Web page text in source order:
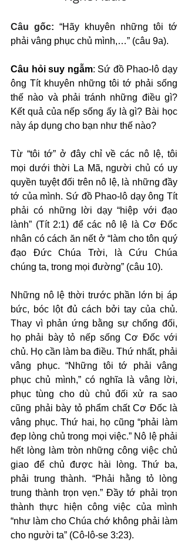
Câu gốc: “Hãy khuyên những tôi tớ
phải vâng phục chủ mình,…” (câu 9a).
Câu hỏi suy ngẫm: Sứ đồ Phao-lô dạy
ông Tít khuyên những tôi tớ phải sống
thế nào và phải tránh những điều gì?
Kết quả của nếp sống ấy là gì? Bài học
này áp dụng cho bạn như thế nào?
Từ “tôi tớ” ở đây chỉ về các nô lệ, tôi
mọi dưới thời La Mã, người chủ có uy
quyền tuyệt đối trên nô lệ, là những đầy
tớ của mình. Sứ đồ Phao-lô dạy ông Tít
phải có những lời dạy “hiệp với đạo
lành” (Tít 2:1) để các nô lệ là Cơ Đốc
nhân có cách ăn nết ở “làm cho tôn quý
đạo Đức Chúa Trời, là Cứu Chúa
chúng ta, trong mọi đường” (câu 10).
Những nô lệ thời trước phần lớn bị áp
bức, bóc lột đủ cách bởi tay của chủ.
Thay vì phản ứng bằng sự chống đối,
họ phải bày tỏ nếp sống Cơ Đốc với
chủ. Họ cần làm ba điều. Thứ nhất, phải
vâng phục. “Những tôi tớ phải vâng
phục chủ mình,” có nghĩa là vâng lời,
phục tùng cho dù chủ đối xử ra sao
cũng phải bày tỏ phẩm chất Cơ Đốc là
vâng phục. Thứ hai, họ cũng “phải làm
đẹp lòng chủ trong mọi việc.” Nô lệ phải
hết lòng làm tròn những công việc chủ
giao để chủ được hài lòng. Thứ ba,
phải trung thành. “Phải hằng tỏ lòng
trung thành trọn vẹn.” Đầy tớ phải trọn
thành thực hiện công việc của mình
“như làm cho Chúa chớ không phải làm
cho người ta” (Cô-lô-se 3:23).